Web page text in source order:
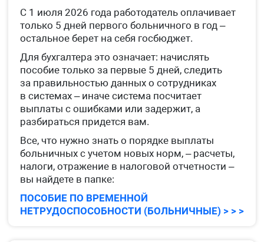
С 1 июля 2026 года работодатель оплачивает
только 5 дней первого больничного в год –
остальное берет на себя госбюджет.
Для бухгалтера это означает: начислять
пособие только за первые 5 дней, следить
за правильностью данных о сотрудниках
в системах – иначе система посчитает
выплаты с ошибками или задержит, а
разбираться придется вам.
Все, что нужно знать о порядке выплаты
больничных с учетом новых норм, – расчеты,
налоги, отражение в налоговой отчетности –
вы найдете в папке:
ПОСОБИЕ ПО ВРЕМЕННОЙ
НЕТРУДОСПОСОБНОСТИ (БОЛЬНИЧНЫЕ) > > >